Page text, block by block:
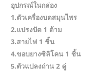
อุปกรณ์ในกล่อง
1.ตัวเครื่องบดสมุนไพร
2.แปรงปัด 1 ด้าม
3.สายไฟ 1 ชิ้น
4.ขอบยางซิลิโคน 1 ชิ้น
5.ตัวแปลงถ่าน 2 คู่